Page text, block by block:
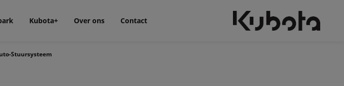
Kubota+ Over ons Contact
Stuursysteem